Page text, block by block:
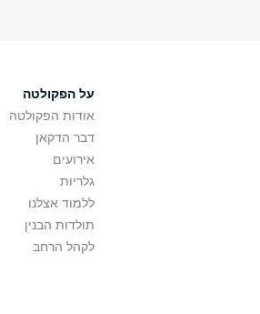
על הפקולטה
אודות הפקולטה
דבר הדקאן
אירועים
גלריות
ללמוד אצלנו
תולדות הבנין
לקהל הרחב